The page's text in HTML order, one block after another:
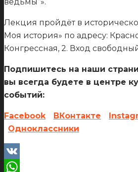
Лекция пройдёт в
Моя история» по адресу:
Конгрессная, 2. Вход
Подпишитесь на наши
вы всегда будете в центре
событий:
Facebook ВКонтакте
Одноклассники
VK